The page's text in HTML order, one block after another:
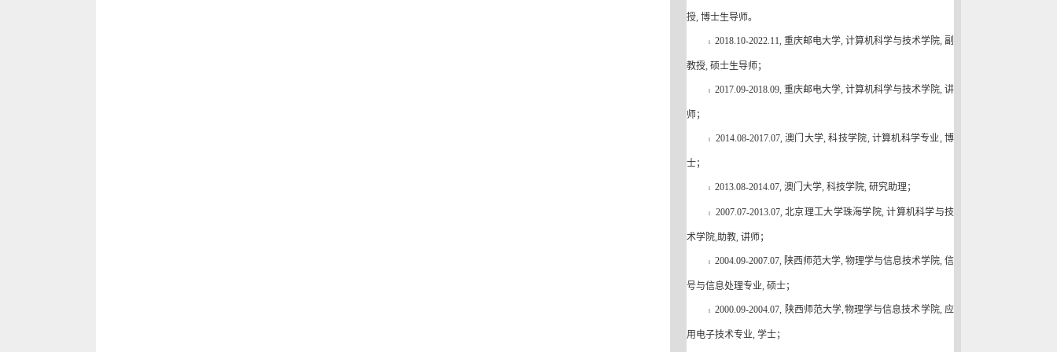
授, 博士生导师。
l 2018.10-2022.11, 重庆邮电大学, 计算机科学与技术学院, 副
教授, 硕士生导师；
l 2017.09-2018.09, 重庆邮电大学, 计算机科学与技术学院, 讲
师；
l 2014.08-2017.07,澳门大学,科技学院, 计算机科学专业,博
士；
l 2013.08-2014.07, 澳门大学, 科技学院, 研究助理；
l 2007.07-2013.07,北京理工大学珠海学院,计算机科学与技
术学院,助教, 讲师；
l 2004.09-2007.07, 陕西师范大学, 物理学与信息技术学院, 信
号与信息处理专业, 硕士；
l 2000.09-2004.07, 陕西师范大学,物理学与信息技术学院,应
用电子技术专业, 学士；